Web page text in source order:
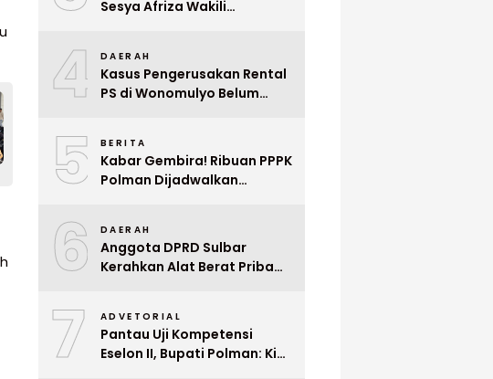
Sesya Afriza Wakili
4 DAERAH
Kasus Pengerusakan Rental
PS di Wonomulyo Belum
Pelaku
5 BERITA
Kabar Gembira! Ribuan PPPK
Polman Dijadwalkan
6 DAERAH
Anggota DPRD Sulbar
Kerahkan Alat Berat Pribadi
7 ADVETORIAL
Pantau Uji Kompetensi
Eselon II, Bupati Polman: Kita